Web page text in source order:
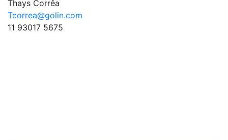
Thays Corrêa
Tcorrea@golin.com
11 93017 5675